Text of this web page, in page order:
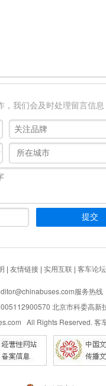
我们会及时处理留言信息
| 友情链接| 实用互联| 客车论坛
服务热
北京市科委高新
All Rights Reserved. 客